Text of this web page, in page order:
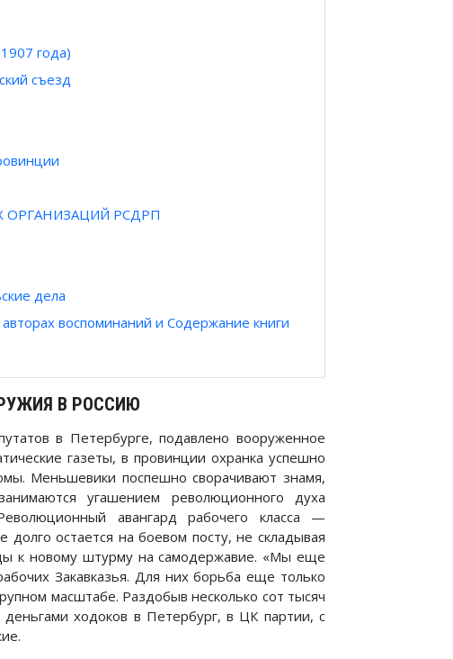
года)
съезд
РСДРП
дела
воспоминаний и Содержание книги
В РОССИЮ
в Петербурге, подавлено вооруженное
газеты, в провинции охранка успешно
Меньшевики поспешно сворачивают знамя,
угашением революционного духа
авангард рабочего класса —
остается на боевом посту, не складывая
к новому штурму на самодержавие. «Мы еще
Закавказья. Для них борьба еще только
масштабе. Раздобыв несколько сот тысяч
ходоков в Петербург, в ЦК партии, с